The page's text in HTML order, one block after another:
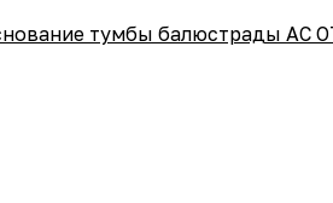
тумбы балюстрады АС